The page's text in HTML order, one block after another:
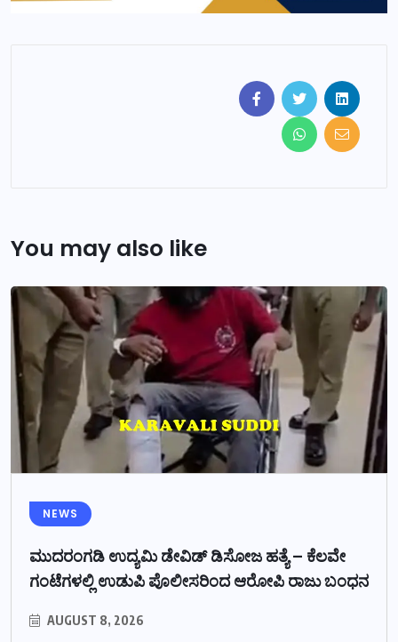
You may also like
NEWS
ಮುದರಂಗಡಿ ಉದ್ಯಮಿ ಡೇವಿಡ್ ಡಿಸೋಜ ಹತ್ಯೆ – ಕೆಲವೇ
ಗಂಟೆಗಳಲ್ಲಿ ಉಡುಪಿ ಪೊಲೀಸರಿಂದ ಆರೋಪಿ ರಾಜು ಬಂಧನ
AUGUST 8, 2026